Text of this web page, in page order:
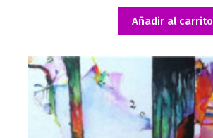
Añadir al carrito